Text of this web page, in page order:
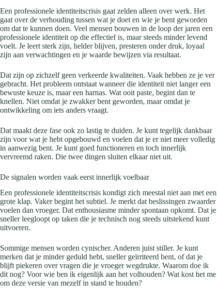
Een professionele identiteitscrisis gaat zelden alleen over werk. Het
gaat over de verhouding tussen wat je doet en wie je bent geworden
om dat te kunnen doen. Veel mensen bouwen in de loop der jaren een
professionele identiteit op die effectief is, maar steeds minder levend
voelt. Je leert sterk zijn, helder blijven, presteren onder druk, loyaal
zijn aan verwachtingen en je waarde bewijzen via resultaat.
Dat zijn op zichzelf geen verkeerde kwaliteiten. Vaak hebben ze je ver
gebracht. Het probleem ontstaat wanneer die identiteit niet langer een
bewuste keuze is, maar een harnas. Wat ooit paste, begint dan te
knellen. Niet omdat je zwakker bent geworden, maar omdat je
ontwikkeling om iets anders vraagt.
Dat maakt deze fase ook zo lastig te duiden. Je kunt tegelijk dankbaar
zijn voor wat je hebt opgebouwd en voelen dat je er niet meer volledig
in aanwezig bent. Je kunt goed functioneren en toch innerlijk
vervreemd raken. Die twee dingen sluiten elkaar niet uit.
De signalen worden vaak eerst innerlijk voelbaar
Een professionele identiteitscrisis kondigt zich meestal niet aan met een
grote klap. Vaker begint het subtiel. Je merkt dat beslissingen zwaarder
voelen dan vroeger. Dat enthousiasme minder spontaan opkomt. Dat je
sneller leegloopt op taken die je technisch nog steeds uitstekend kunt
uitvoeren.
Sommige mensen worden cynischer. Anderen juist stiller. Je kunt
merken dat je minder geduld hebt, sneller geïrriteerd bent, of dat je
blijft piekeren over vragen die je vroeger wegdrukte. Waarom doe ik
dit nog? Voor wie ben ik eigenlijk aan het volhouden? Wat kost het me
om deze versie van mezelf in stand te houden?